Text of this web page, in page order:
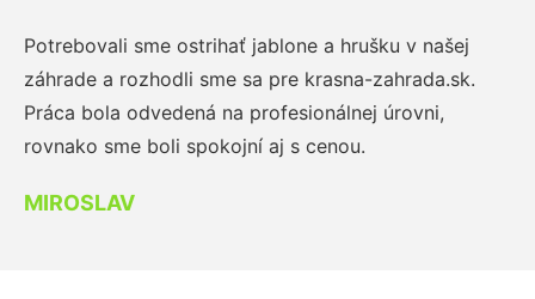
Potrebovali sme ostrihať jablone a hrušku v našej
záhrade a rozhodli sme sa pre krasna-zahrada.sk.
Práca bola odvedená na profesionálnej úrovni,
rovnako sme boli spokojní aj s cenou.
MIROSLAV